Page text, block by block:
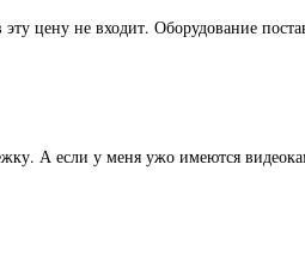
цену не входит. Оборудование
А если у меня ужо имеются